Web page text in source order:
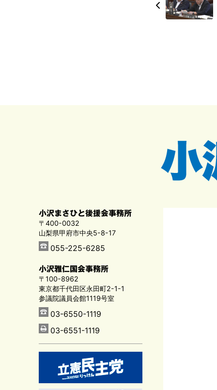
小沢まさひと後援会事務所
〒400-0032
山梨県甲府市中央5-8-17
055-225-6285
小沢雅仁国会事務所
〒100-8962
東京都千代田区永田町2-1-1
参議院議員会館1119号室
03-6550-1119
03-6551-1119